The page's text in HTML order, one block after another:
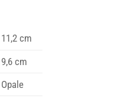
11,2 cm
9,6 cm
Opale